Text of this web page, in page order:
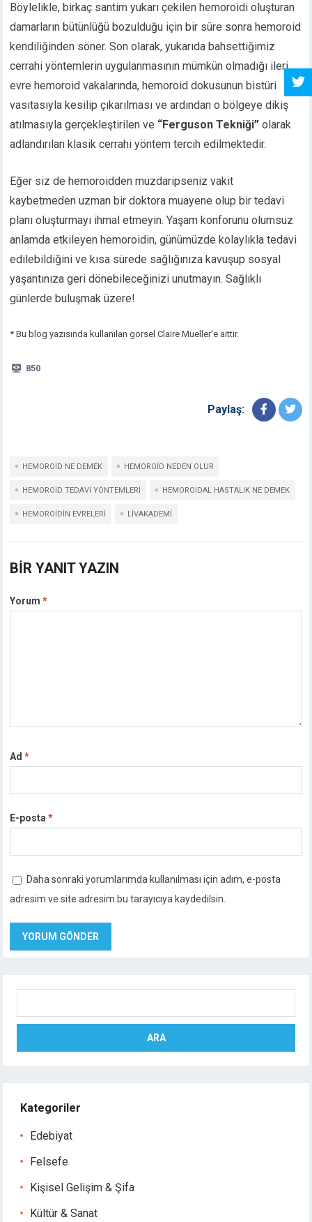
Böylelikle, birkaç santim yukarı çekilen hemoroidi oluşturan
damarların bütünlüğü bozulduğu için bir süre sonra hemoroid
kendiliğinden söner. Son olarak, yukarıda bahsettiğimiz
cerrahi yöntemlerin uygulanmasının mümkün olmadığı ileri
evre hemoroid vakalarında, hemoroid dokusunun bistüri
vasıtasıyla kesilip çıkarılması ve ardından o bölgeye dikiş
atılmasıyla gerçekleştirilen ve “Ferguson Tekniği” olarak
adlandırılan klasik cerrahi yöntem tercih edilmektedir.
Eğer siz de hemoroidden muzdaripseniz vakit
kaybetmeden uzman bir doktora muayene olup bir tedavi
planı oluşturmayı ihmal etmeyin. Yaşam konforunu olumsuz
anlamda etkileyen hemoroidin, günümüzde kolaylıkla tedavi
edilebildiğini ve kısa sürede sağlığınıza kavuşup sosyal
yaşantınıza geri dönebileceğinizi unutmayın. Sağlıklı
günlerde buluşmak üzere!
* Bu blog yazısında kullanılan görsel Claire Mueller’e aittir.
850
Paylaş:
HEMOROID NE DEMEK HEMOROID NEDEN OLUR
HEMOROID TEDAVI YÖNTEMLERI HEMOROIDAL HASTALIK NE DEMEK
HEMOROIDIN EVRELERI LIVAKADEMI
BIR YANIT YAZIN
Yorum*
Ad*
E-posta*
Daha sonraki yorumlarımda kullanılması için adım, e-posta
adresim ve site adresim bu tarayıcıya kaydedilsin.
ARA
Kategoriler
Edebiyat
Felsefe
Kişisel Gelişim & Şifa
Kültür & Sanat